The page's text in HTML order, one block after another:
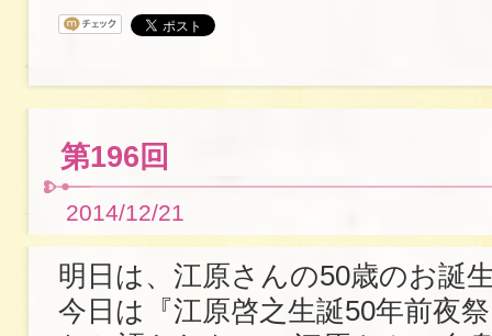
第196回
2014/12/21
明日は、江原さんの50歳のお誕
今日は『江原啓之生誕50年前夜